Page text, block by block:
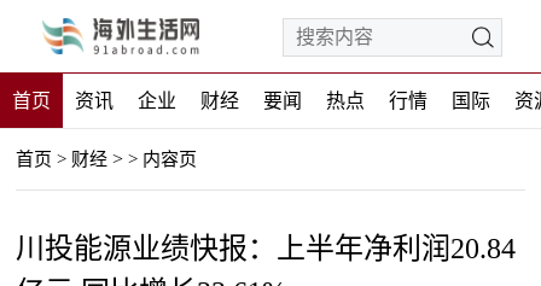
首页 资讯 企业 财经 要闻 热点 行情 国际 资
首页 > 财经 > > 内容页
川投能源业绩快报：上半年净利润20.84